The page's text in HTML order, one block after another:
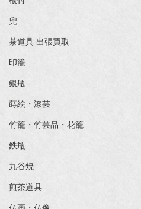
兜
茶道具 出張買取
印籠
銀瓶
蒔絵・漆芸
竹籠・竹芸品・花籠
鉄瓶
九谷焼
煎茶道具